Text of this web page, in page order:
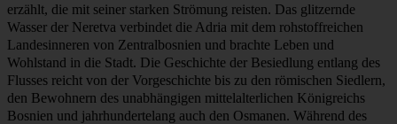
erzählt, die mit seiner starken Strömung reisten. Das glitzernde
Wasser der Neretva verbindet die Adria mit dem rohstoffreichen
Landesinneren von Zentralbosnien und brachte Leben und
Wohlstand in die Stadt. Die Geschichte der Besiedlung entlang des
Flusses reicht von der Vorgeschichte bis zu den römischen Siedlern,
den Bewohnern des unabhängigen mittelalterlichen Königreichs
Bosnien und jahrhundertelang auch den Osmanen. Während des